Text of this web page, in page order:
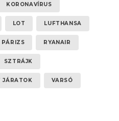
KORONAVÍRUS
LOT LUFTHANSA
PÁRIZS RYANAIR
SZTRÁJK
JÁRATOK VARSÓ